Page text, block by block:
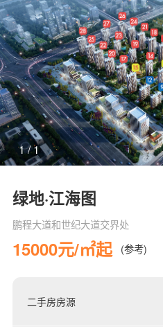
1/1
绿地·江海图
鹏程大道和世纪大道交界处
15000元/㎡起 (参考)
二手房房源